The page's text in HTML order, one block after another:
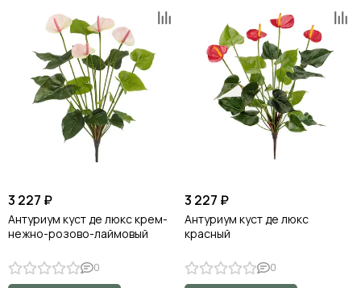
3 227 ₽
Антуриум куст де люкс крем-
нежно-розово-лаймовый
0
3 227 ₽
Антуриум куст де люкс
красный
0